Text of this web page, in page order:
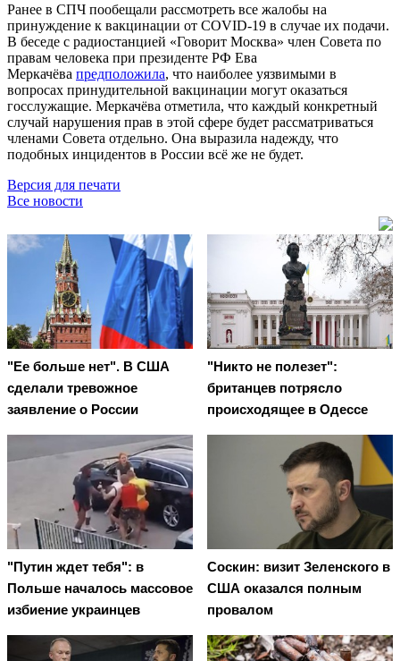
Ранее в СПЧ пообещали рассмотреть все жалобы на
принуждение к вакцинации от COVID-19 в случае их подачи.
В беседе с радиостанцией «Говорит Москва» член Совета по
правам человека при президенте РФ Ева
Меркачёва предположила, что наиболее уязвимыми в
вопросах принудительной вакцинации могут оказаться
госслужащие. Меркачёва отметила, что каждый конкретный
случай нарушения прав в этой сфере будет рассматриваться
членами Совета отдельно. Она выразила надежду, что
подобных инцидентов в России всё же не будет.
Версия для печати
Все новости
"Ее больше нет". В США
сделали тревожное
заявление о России
"Никто не полезет":
британцев потрясло
происходящее в Одессе
"Путин ждет тебя": в
Польше началось массовое
избиение украинцев
Соскин: визит Зеленского в
США оказался полным
провалом